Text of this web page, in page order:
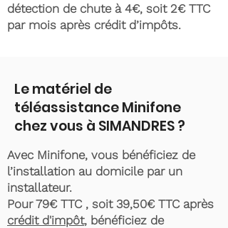
détection de chute à 4€, soit 2€ TTC
par mois après crédit d’impôts.
Le matériel de
téléassistance Minifone
chez vous à SIMANDRES ?
Avec Minifone, vous bénéficiez de
l’installation au domicile par un
installateur.
Pour 79€ TTC , soit 39,50€ TTC après
crédit d'impôt, bénéficiez de